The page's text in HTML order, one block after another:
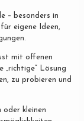
– besonders in
eigene Ideen,
mit offenen
„richtige“ Lösung
zu probieren und
oder kleinen